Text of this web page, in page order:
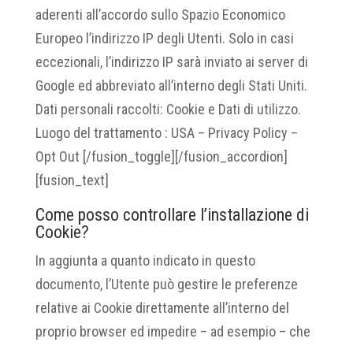
aderenti all’accordo sullo Spazio Economico
Europeo l’indirizzo IP degli Utenti. Solo in casi
eccezionali, l’indirizzo IP sarà inviato ai server di
Google ed abbreviato all’interno degli Stati Uniti.
Dati personali raccolti: Cookie e Dati di utilizzo.
Luogo del trattamento : USA – Privacy Policy –
Opt Out [/fusion_toggle][/fusion_accordion]
[fusion_text]
Come posso controllare l’installazione di
Cookie?
In aggiunta a quanto indicato in questo
documento, l’Utente può gestire le preferenze
relative ai Cookie direttamente all’interno del
proprio browser ed impedire – ad esempio – che